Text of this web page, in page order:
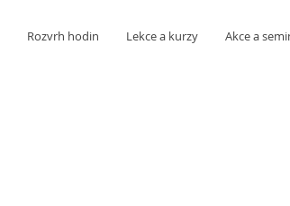
Rozvrh hodin Lekce a kurzy Akce a